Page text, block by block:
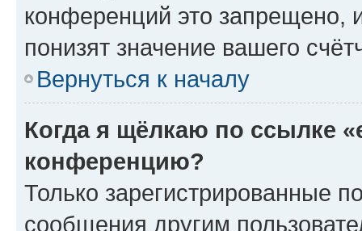
конференций это запрещено,
понизят значение вашего
Вернуться к началу
Когда я щёлкаю по ссылке
конференцию?
Только зарегистрированные
сообщения другим